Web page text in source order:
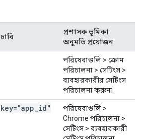
চাবি
প্রশাসক ভূমিকা
অনুমতি প্রয়োজন
পরিষেবাগুলি > ক্রোম
পরিচালনা > সেটিংস >
ব্যবহারকারীর সেটিংস
পরিচালনা করুন৷
key="app id"
পরিষেবাগুলি >
Chrome পরিচালনা >
সেটিংস > ব্যবহারকারী